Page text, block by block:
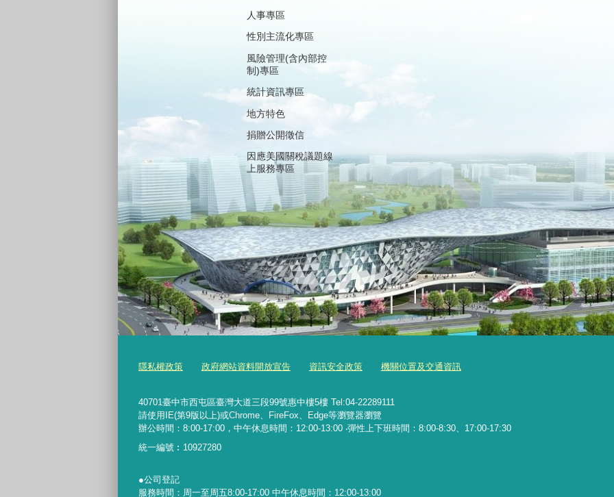
人事專區
性別主流化專區
風險管理(含內部控
制)專區
統計資訊專區
地方特色
捐贈公開徵信
因應美國關稅議題線
上服務專區
隱私權政策 政府網站資料開放宣告 資訊安全政策 機關位置及交通資訊
40701臺中市西屯區臺灣大道三段99號惠中樓5樓 Tel:04-22289111
請使用IE(第9版以上)或Chrome、FireFox、Edge等瀏覽器瀏覽
辦公時間：8:00-17:00，中午休息時間：12:00-13:00 ‧彈性上下班時間：8:00-8:30、17:00-17:30
統一編號︰ 10927280
●公司登記
服務時間：周一至周五8:00-17:00 中午休息時間：12:00-13:00